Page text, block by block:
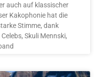
auch auf klassischer
Kakophonie hat die
Stimme, dank
Skuli Mennski,